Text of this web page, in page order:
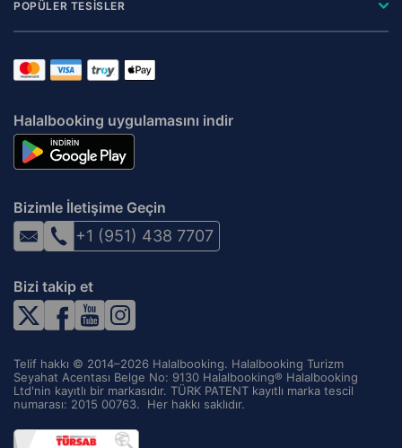
POPÜLER TESİSLER
Halalbooking uygulamasını indir
Bizimle İletişime Geçin
+1 (951) 438 7707
Bizi takip et
Telif hakkı © 2014–2026 Halalbooking. Halalbooking Turizm
Seyahat Acentası Belge No: 9130 Halalbooking® Halalbooking
Ltd'nin kayıtlı bir markasıdır. TÜRK PATENT kayıtlı marka tescil
numarası: 2015 00763. ‌ Her hakkı saklıdır.